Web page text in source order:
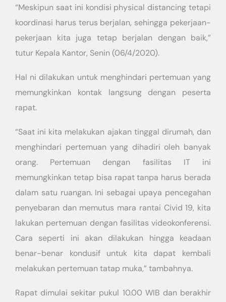
“Meskipun saat ini kondisi physical distancing tetapi
koordinasi harus terus berjalan, sehingga pekerjaan-
pekerjaan kita juga tetap berjalan dengan baik,”
tutur Kepala Kantor, Senin (06/4/2020).
Hal ni dilakukan untuk menghindari pertemuan yang
memungkinkan kontak langsung dengan peserta
rapat.
“Saat ini kita melakukan ajakan tinggal dirumah, dan
menghindari pertemuan yang dihadiri oleh banyak
orang. Pertemuan dengan fasilitas IT ini
memungkinkan tetap bisa rapat tanpa harus berada
dalam satu ruangan. Ini sebagai upaya pencegahan
penyebaran dan memutus mara rantai Civid 19, kita
lakukan pertemuan dengan fasilitas videokonferensi.
Cara seperti ini akan dilakukan hingga keadaan
benar-benar kondusif untuk kita dapat kembali
melakukan pertemuan tatap muka,” tambahnya.
Rapat dimulai sekitar pukul 10.00 WIB dan berakhir